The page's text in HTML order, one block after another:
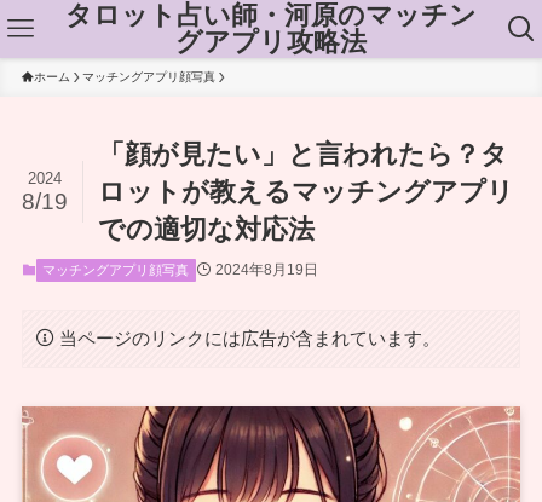
タロット占い師・河原のマッチン
グアプリ攻略法
ホーム マッチングアプリ顔写真
「顔が見たい」と言われたら？タ
ロットが教えるマッチングアプリ
での適切な対応法
2024
8/19
マッチングアプリ顔写真 2024年8月19日
当ページのリンクには広告が含まれています。